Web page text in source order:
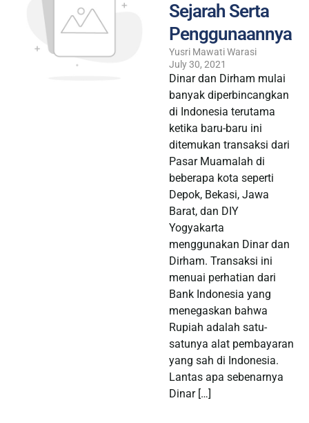
Sejarah Serta
Penggunaannya
Yusri Mawati Warasi
July 30, 2021
Dinar dan Dirham mulai
banyak diperbincangkan
di Indonesia terutama
ketika baru-baru ini
ditemukan transaksi dari
Pasar Muamalah di
beberapa kota seperti
Depok, Bekasi, Jawa
Barat, dan DIY
Yogyakarta
menggunakan Dinar dan
Dirham. Transaksi ini
menuai perhatian dari
Bank Indonesia yang
menegaskan bahwa
Rupiah adalah satu-
satunya alat pembayaran
yang sah di Indonesia.
Lantas apa sebenarnya
Dinar […]